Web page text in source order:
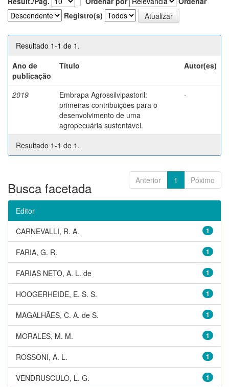
Registro(s)
Resultado 1-1 de 1.
Ano de
publicação
Título Autor(es)
2019
Embrapa Agrossilvipastoril:
primeiras contribuições para o
desenvolvimento de uma
agropecuária sustentável.
-
Resultado 1-1 de 1.
Anterior 1 Póximo
Busca facetada
Editor
1
CARNEVALLI, R. A.
1
FARIA, G. R.
1
FARIAS NETO, A. L. de
1
HOOGERHEIDE, E. S. S.
1
MAGALHÃES, C. A. de S.
1
MORALES, M. M.
1
ROSSONI, A. L.
1
VENDRUSCULO, L. G.